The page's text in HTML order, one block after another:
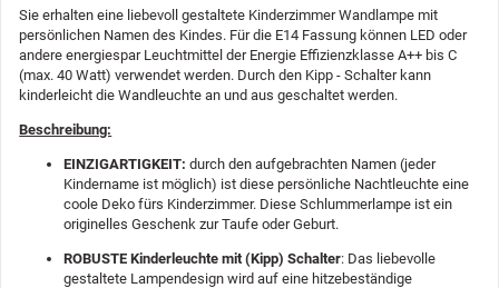
Sie erhalten eine liebevoll gestaltete Kinderzimmer Wandlampe mit
persönlichen Namen des Kindes. Für die E14 Fassung können LED oder
andere energiespar Leuchtmittel der Energie Effizienzklasse A++ bis C
(max. 40 Watt) verwendet werden. Durch den Kipp - Schalter kann
kinderleicht die Wandleuchte an und aus geschaltet werden.
Beschreibung:
EINZIGARTIGKEIT: durch den aufgebrachten Namen (jeder
Kindername ist möglich) ist diese persönliche Nachtleuchte eine
coole Deko fürs Kinderzimmer. Diese Schlummerlampe ist ein
originelles Geschenk zur Taufe oder Geburt.
ROBUSTE Kinderleuchte mit (Kipp) Schalter: Das liebevolle
gestaltete Lampendesign wird auf eine hitzebeständige